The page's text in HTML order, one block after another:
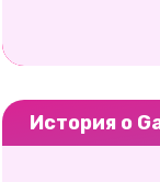
История о